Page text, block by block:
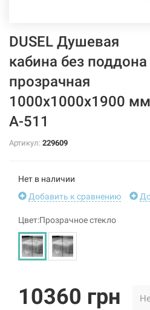
DUSEL Душевая
кабина без поддона
прозрачная
1000x1000x1900 мм
A-511
Артикул: 229609
Нет в наличии
Добавить к сравнению
Цвет:Прозрачное стекло
10360 грн